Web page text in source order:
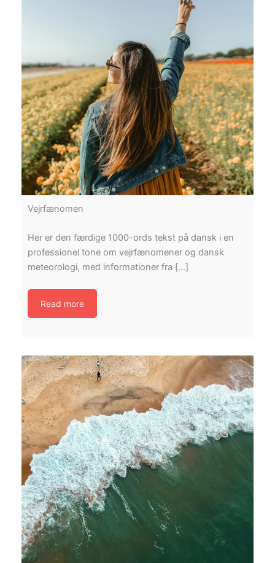
Vejrfænomen
Her er den færdige 1000-ords tekst på dansk i en
professionel tone om vejrfænomener og dansk
meteorologi, med informationer fra […]
Read more